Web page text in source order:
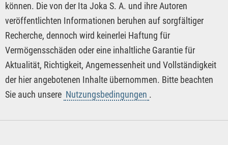
können. Die von der Ita Joka S. A. und ihre Autoren
veröffentlichten Informationen beruhen auf sorgfältiger
Recherche, dennoch wird keinerlei Haftung für
Vermögensschäden oder eine inhaltliche Garantie für
Aktualität, Richtigkeit, Angemessenheit und Vollständigkeit
der hier angebotenen Inhalte übernommen. Bitte beachten
Sie auch unsere Nutzungsbedingungen .